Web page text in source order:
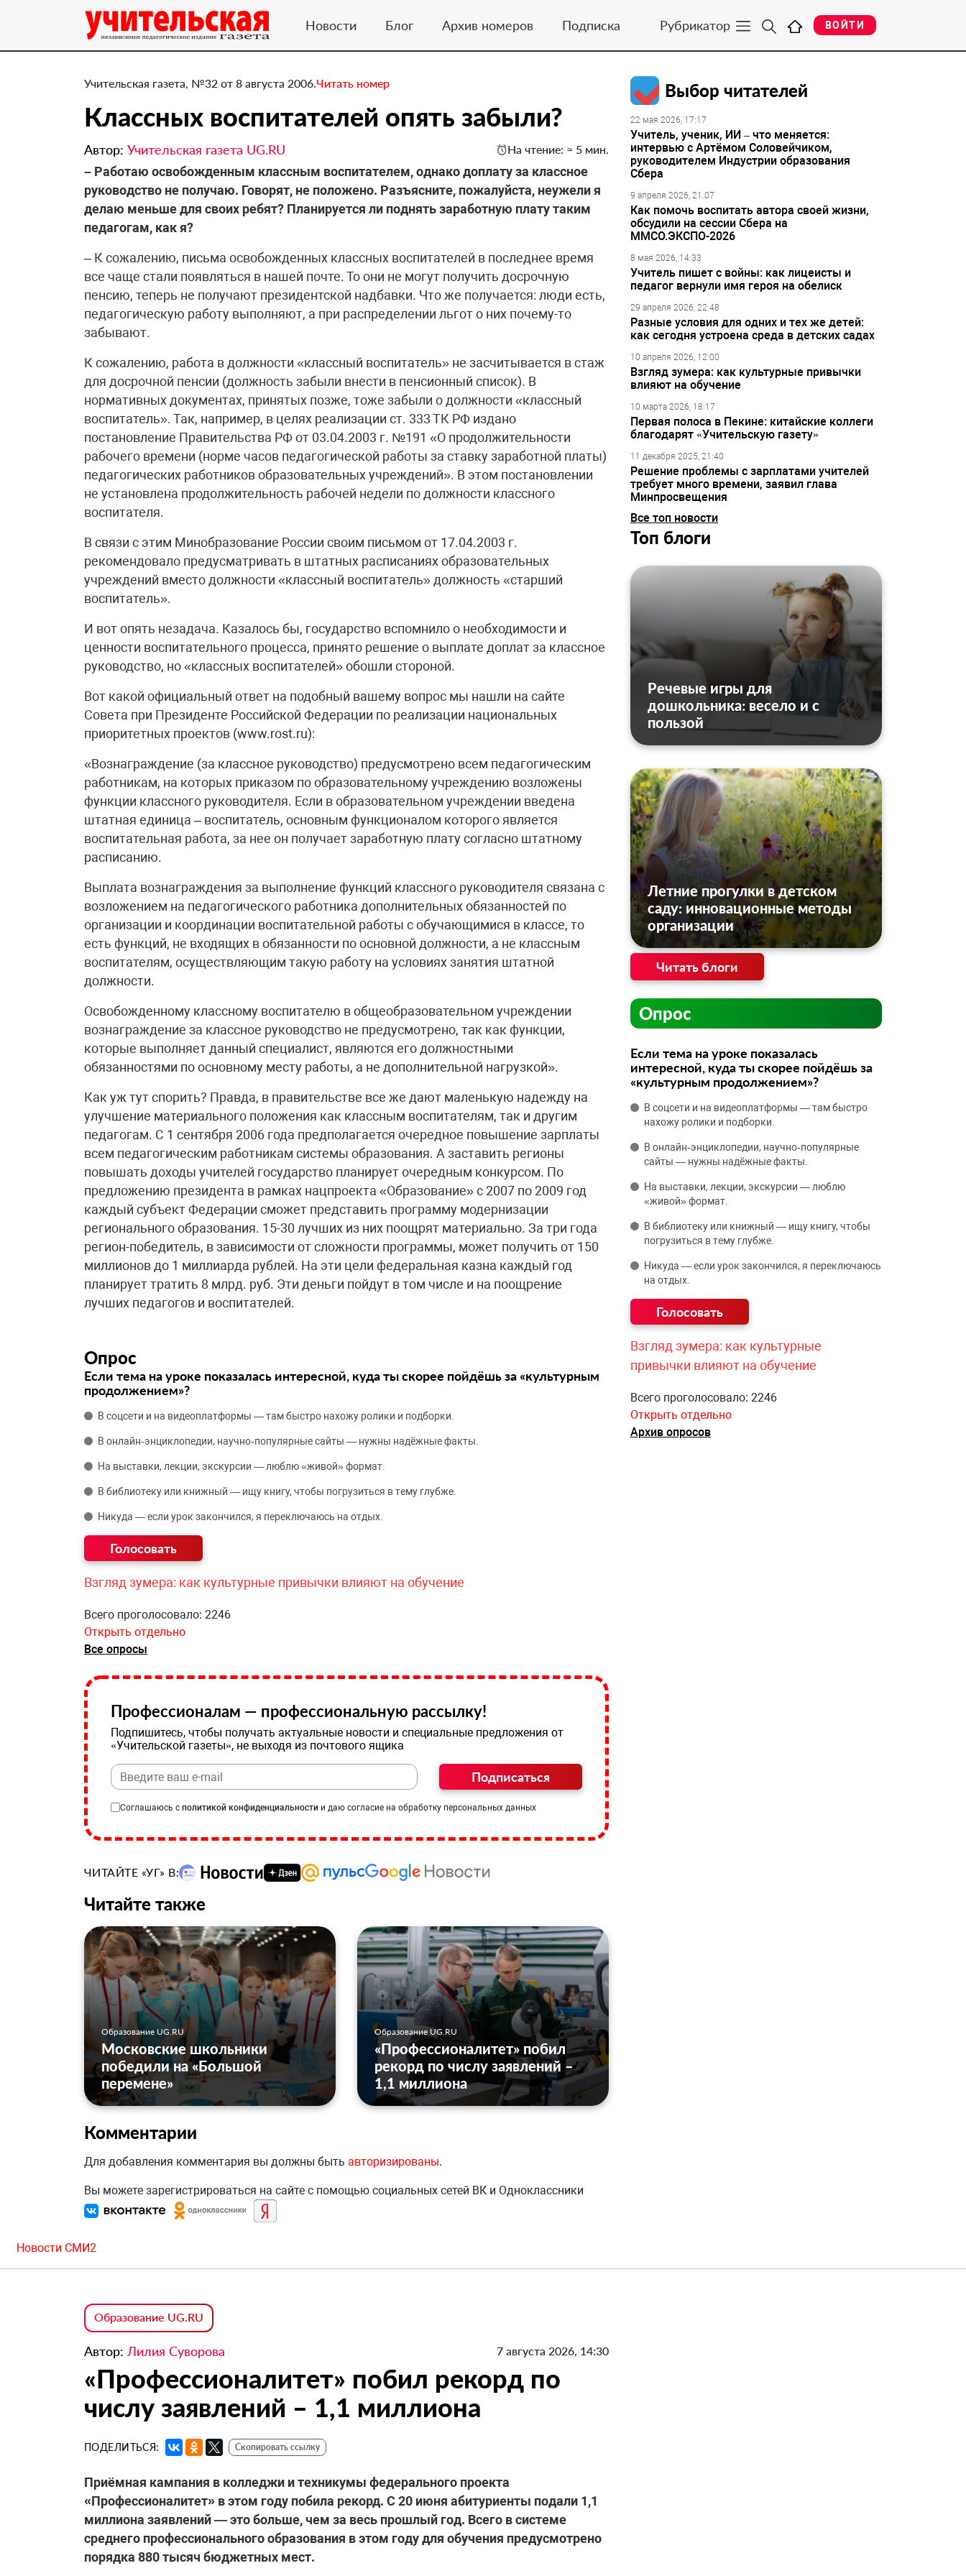
Новости Блог Архив номеров Подписка Рубрикатор ВОЙТИ
Учительская газета, №32 от 8 августа 2006.Читать номер
Классных воспитателей опять забыли?
Автор: Учительская газета UG.RU На чтение: ≈ 5 мин.
– Работаю освобожденным классным воспитателем, однако доплату за классное
руководство не получаю. Говорят, не положено. Разъясните, пожалуйста, неужели я
делаю меньше для своих ребят? Планируется ли поднять заработную плату таким
педагогам, как я?
– К сожалению, письма освобожденных классных воспитателей в последнее время
все чаще стали появляться в нашей почте. То они не могут получить досрочную
пенсию, теперь не получают президентской надбавки. Что же получается: люди есть,
педагогическую работу выполняют, а при распределении льгот о них почему-то
забывают.
К сожалению, работа в должности «классный воспитатель» не засчитывается в стаж
для досрочной пенсии (должность забыли внести в пенсионный список). В
нормативных документах, принятых позже, тоже забыли о должности «классный
воспитатель». Так, например, в целях реализации ст. 333 ТК РФ издано
постановление Правительства РФ от 03.04.2003 г. №191 «О продолжительности
рабочего времени (норме часов педагогической работы за ставку заработной платы)
педагогических работников образовательных учреждений». В этом постановлении
не установлена продолжительность рабочей недели по должности классного
воспитателя.
В связи с этим Минобразование России своим письмом от 17.04.2003 г.
рекомендовало предусматривать в штатных расписаниях образовательных
учреждений вместо должности «классный воспитатель» должность «старший
воспитатель».
И вот опять незадача. Казалось бы, государство вспомнило о необходимости и
ценности воспитательного процесса, принято решение о выплате доплат за классное
руководство, но «классных воспитателей» обошли стороной.
Вот какой официальный ответ на подобный вашему вопрос мы нашли на сайте
Совета при Президенте Российской Федерации по реализации национальных
приоритетных проектов (www.rost.ru):
«Вознаграждение (за классное руководство) предусмотрено всем педагогическим
работникам, на которых приказом по образовательному учреждению возложены
функции классного руководителя. Если в образовательном учреждении введена
штатная единица – воспитатель, основным функционалом которого является
воспитательная работа, за нее он получает заработную плату согласно штатному
расписанию.
Выплата вознаграждения за выполнение функций классного руководителя связана с
возложением на педагогического работника дополнительных обязанностей по
организации и координации воспитательной работы с обучающимися в классе, то
есть функций, не входящих в обязанности по основной должности, а не классным
воспитателям, осуществляющим такую работу на условиях занятия штатной
должности.
Освобожденному классному воспитателю в общеобразовательном учреждении
вознаграждение за классное руководство не предусмотрено, так как функции,
которые выполняет данный специалист, являются его должностными
обязанностями по основному месту работы, а не дополнительной нагрузкой».
Как уж тут спорить? Правда, в правительстве все же дают маленькую надежду на
улучшение материального положения как классным воспитателям, так и другим
педагогам. С 1 сентября 2006 года предполагается очередное повышение зарплаты
всем педагогическим работникам системы образования. А заставить регионы
повышать доходы учителей государство планирует очередным конкурсом. По
предложению президента в рамках нацпроекта «Образование» с 2007 по 2009 год
каждый субъект Федерации сможет представить программу модернизации
регионального образования. 15-30 лучших из них поощрят материально. За три года
регион-победитель, в зависимости от сложности программы, может получить от 150
миллионов до 1 миллиарда рублей. На эти цели федеральная казна каждый год
планирует тратить 8 млрд. руб. Эти деньги пойдут в том числе и на поощрение
лучших педагогов и воспитателей.
Опрос
Если тема на уроке показалась интересной, куда ты скорее пойдёшь за «культурным
продолжением»?
В соцсети и на видеоплатформы — там быстро нахожу ролики и подборки.
В онлайн‑энциклопедии, научно‑популярные сайты — нужны надёжные факты.
На выставки, лекции, экскурсии — люблю «живой» формат.
В библиотеку или книжный — ищу книгу, чтобы погрузиться в тему глубже.
Никуда — если урок закончился, я переключаюсь на отдых.
Взгляд зумера: как культурные привычки влияют на обучение
Всего проголосовало: 2246
Открыть отдельно
Все опросы
Профессионалам — профессиональную рассылку!
Подпишитесь, чтобы получать актуальные новости и специальные предложения от
«Учительской газеты», не выходя из почтового ящика
Подписаться
Соглашаюсь с политикой конфиденциальности и даю согласие на обработку персональных данных
ЧИТАЙТЕ «УГ» В:
Читайте также
Образование UG.RU
Московские школьники
победили на «Большой
перемене»
Образование UG.RU
«Профессионалитет» побил
рекорд по числу заявлений –
1,1 миллиона
Комментарии
Для добавления комментария вы должны быть авторизированы.
Вы можете зарегистрироваться на сайте с помощью социальных сетей ВК и Одноклассники
Выбор читателей
22 мая 2026, 17:17
Учитель, ученик, ИИ – что меняется:
интервью с Артёмом Соловейчиком,
руководителем Индустрии образования
Сбера
9 апреля 2026, 21:07
Как помочь воспитать автора своей жизни,
обсудили на сессии Сбера на
ММСО.ЭКСПО-2026
8 мая 2026, 14:33
Учитель пишет с войны: как лицеисты и
педагог вернули имя героя на обелиск
29 апреля 2026, 22:48
Разные условия для одних и тех же детей:
как сегодня устроена среда в детских садах
10 апреля 2026, 12:00
Взгляд зумера: как культурные привычки
влияют на обучение
10 марта 2026, 18:17
Первая полоса в Пекине: китайские коллеги
благодарят «Учительскую газету»
11 декабря 2025, 21:40
Решение проблемы с зарплатами учителей
требует много времени, заявил глава
Минпросвещения
Все топ новости
Топ блоги
Речевые игры для
дошкольника: весело и с
пользой
Летние прогулки в детском
саду: инновационные методы
организации
Читать блоги
Опрос
Если тема на уроке показалась
интересной, куда ты скорее пойдёшь за
«культурным продолжением»?
В соцсети и на видеоплатформы — там быстро
нахожу ролики и подборки.
В онлайн‑энциклопедии, научно‑популярные
сайты — нужны надёжные факты.
На выставки, лекции, экскурсии — люблю
«живой» формат.
В библиотеку или книжный — ищу книгу, чтобы
погрузиться в тему глубже.
Никуда — если урок закончился, я переключаюсь
на отдых.
Взгляд зумера: как культурные
привычки влияют на обучение
Всего проголосовало: 2246
Открыть отдельно
Архив опросов
Новости СМИ2
Образование UG.RU
Автор: Лилия Суворова 7 августа 2026, 14:30
«Профессионалитет» побил рекорд по
числу заявлений – 1,1 миллиона
ПОДЕЛИТЬСЯ: Скопировать ссылку
Приёмная кампания в колледжи и техникумы федерального проекта
«Профессионалитет» в этом году побила рекорд. С 20 июня абитуриенты подали 1,1
миллиона заявлений — это больше, чем за весь прошлый год. Всего в системе
среднего профессионального образования в этом году для обучения предусмотрено
порядка 880 тысяч бюджетных мест.